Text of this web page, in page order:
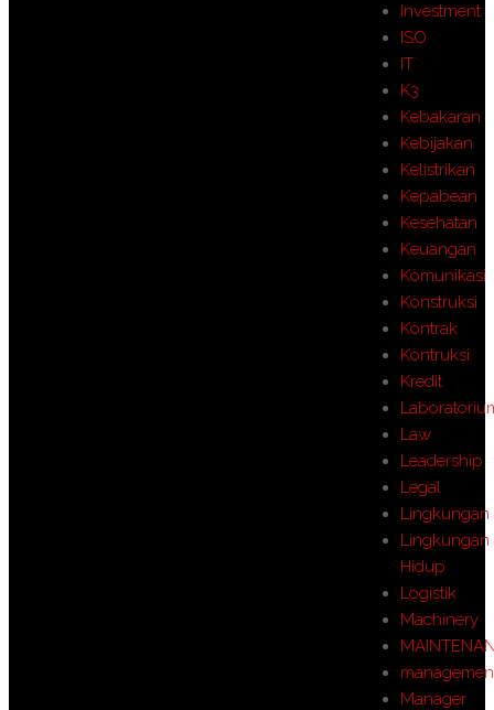
Investment
ISO
IT
K3
Kebakaran
Kebijakan
Kelistrikan
Kepabean
Kesehatan
Keuangan
Komunikasi
Konstruksi
Kontrak
Kontruksi
Kredit
Law
Leadership
Legal
Lingkungan
Lingkungan
Hidup
Logistik
Machinery
Manager